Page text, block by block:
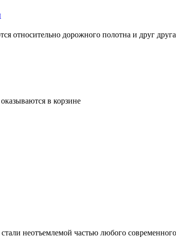
относительно дорожного полотна и друг друга
в корзине
неотъемлемой частью любого